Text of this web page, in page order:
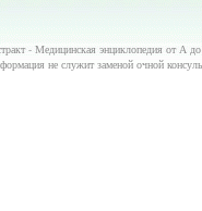
- Медицинская энциклопедия от А
не служит заменой очной